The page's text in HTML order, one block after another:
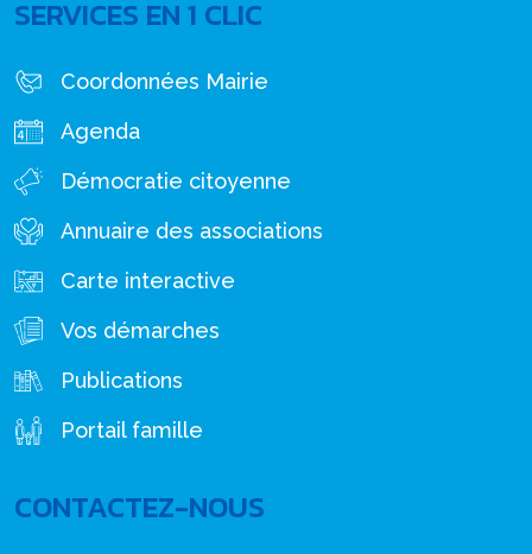
SERVICES EN 1 CLIC
Coordonnées Mairie
Agenda
Démocratie citoyenne
Annuaire des associations
Carte interactive
Vos démarches
Publications
Portail famille
CONTACTEZ-NOUS